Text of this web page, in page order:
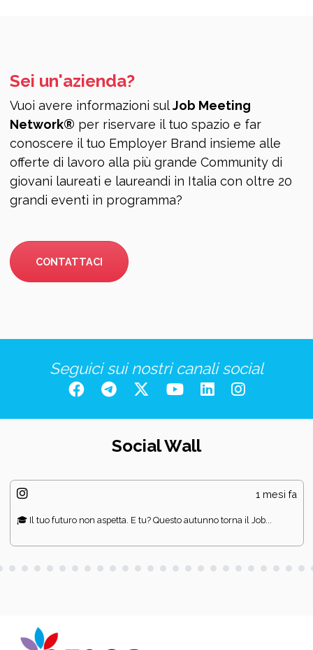
Sei un'azienda?
Vuoi avere informazioni sulJob Meeting
Network® per riservare il tuo spazio e far
conoscere il tuo Employer Brand insieme alle
offerte di lavoro alla più grande Community di
giovani laureati e laureandi in Italia con oltre 20
grandi eventi in programma?
CONTATTACI
Seguici sui nostri canali social
Social Wall
1 mesi fa
🎓 Il tuo futuro non aspetta. E tu? Questo autunno torna il Job...